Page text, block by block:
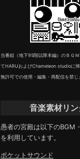
当番組（地下95階以降本編）のＢＧ
てHARUおよびChameleon studioに帰
無許可での使用・編集・再配信を禁じ
音楽素材リン
愚者の宮殿は以下のBGM
を利用しています。
ポケットサウンド